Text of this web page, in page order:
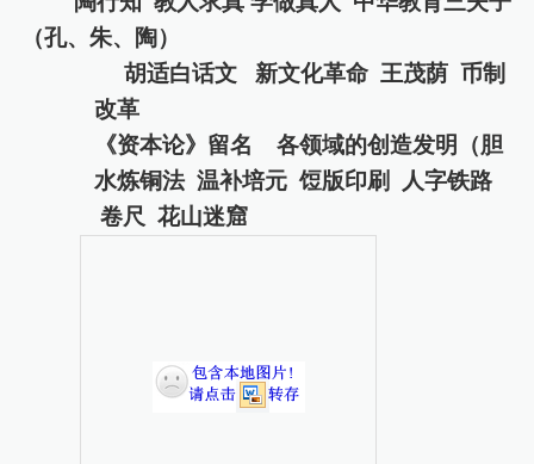
（孔、朱、陶）
胡适白话文
新文化革命 王茂荫 币制
改革
《资本论》留名
各领域的创造发明（胆
水炼铜法 温补培元 饾版印刷
人字铁路
卷尺
花山迷窟